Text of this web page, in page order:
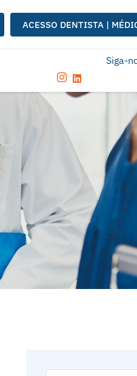
ACESSO DENTISTA |
Siga-